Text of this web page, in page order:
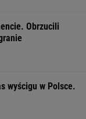
Obrzucili
wyścigu w Polsce.